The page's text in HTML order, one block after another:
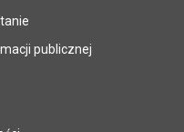
publicznej